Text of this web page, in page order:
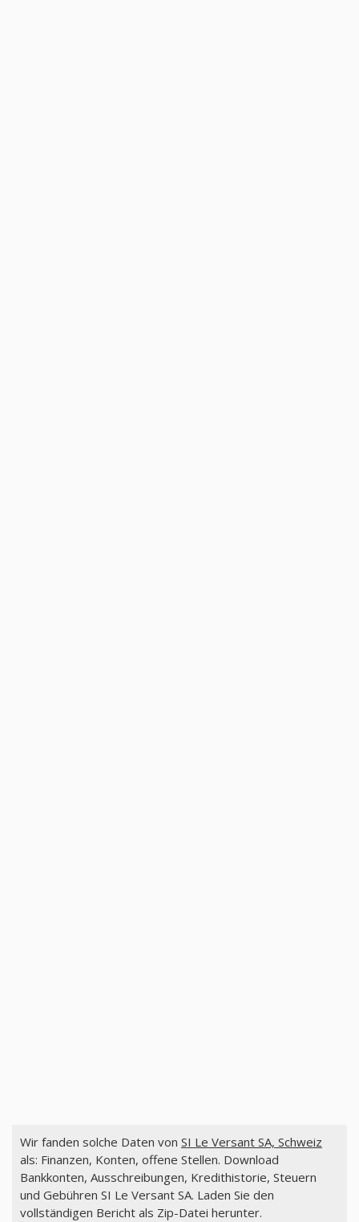
Wir fanden solche Daten von SI Le Versant SA, Schweiz
als: Finanzen, Konten, offene Stellen. Download
Bankkonten, Ausschreibungen, Kredithistorie, Steuern
und Gebühren SI Le Versant SA. Laden Sie den
vollständigen Bericht als Zip-Datei herunter.